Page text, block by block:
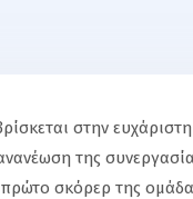
στην
της
πρώτο σκόρερ της